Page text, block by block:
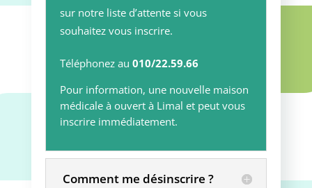
sur notre liste d’attente si vous
souhaitez vous inscrire.
Téléphonez au 010/22.59.66
Pour information, une nouvelle maison
médicale à ouvert à Limal et peut vous
inscrire immédiatement.
Comment me désinscrire ?